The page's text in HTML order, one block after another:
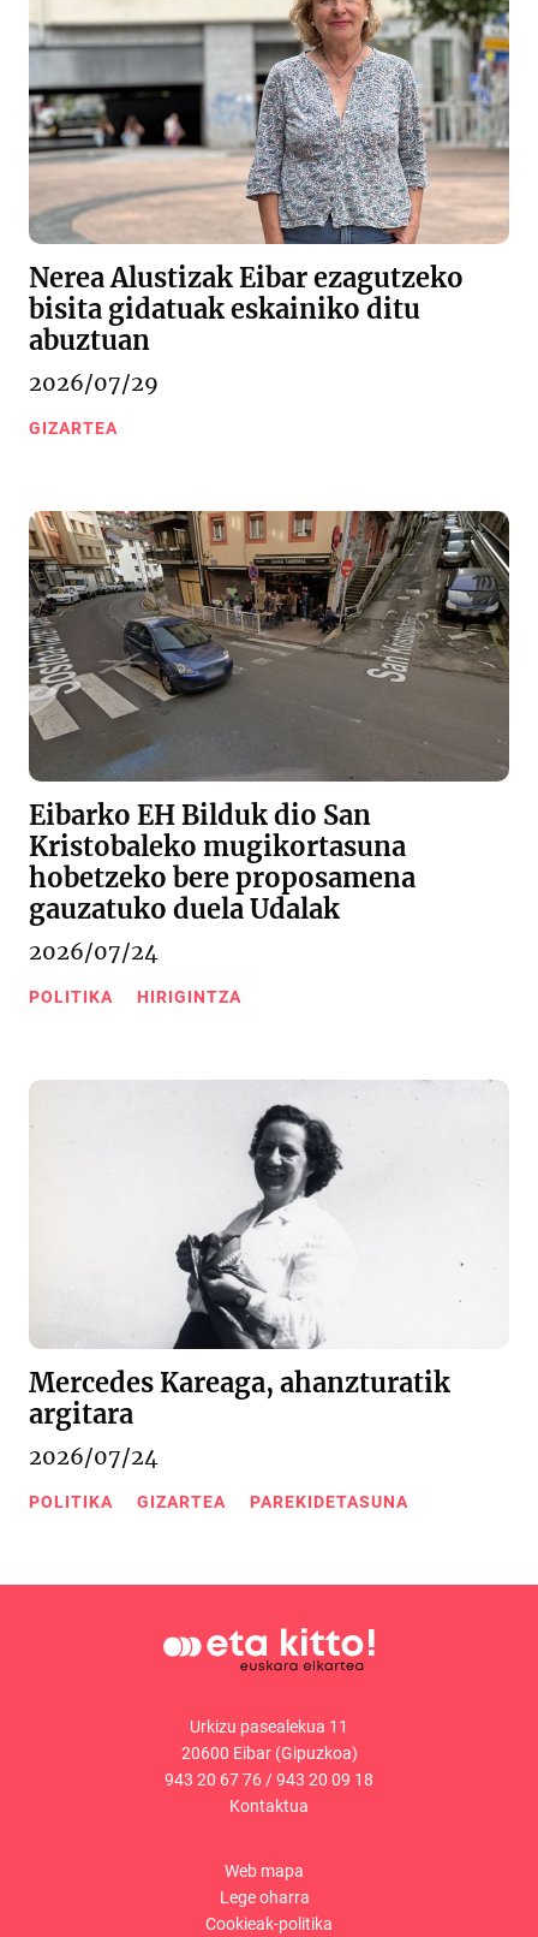
Nerea Alustizak Eibar ezagutzeko
bisita gidatuak eskainiko ditu
abuztuan
2026/07/29
GIZARTEA
Eibarko EH Bilduk dio San
Kristobaleko mugikortasuna
hobetzeko bere proposamena
gauzatuko duela Udalak
2026/07/24
POLITIKA HIRIGINTZA
Mercedes Kareaga, ahanzturatik
argitara
2026/07/24
POLITIKA GIZARTEA PAREKIDETASUNA
Urkizu pasealekua 11
20600 Eibar (Gipuzkoa)
943 20 67 76 /943 20 09 18
Kontaktua
Web mapa
Lege oharra
Cookieak-politika